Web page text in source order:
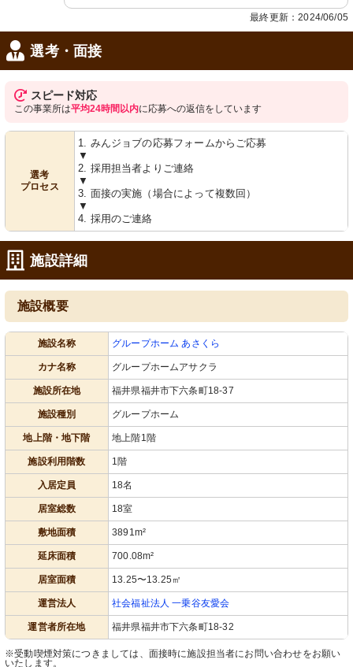
最終更新：2024/06/05
選考・面接
スピード対応
この事業所は平均24時間以内に応募への返信をしています
選考
プロセス
1. みんジョブの応募フォームからご応募
▼
2. 採用担当者よりご連絡
▼
3. 面接の実施（場合によって複数回）
▼
4. 採用のご連絡
施設詳細
施設概要
施設名称 グループホーム あさくら
カナ名称 グループホームアサクラ
施設所在地 福井県福井市下六条町18-37
施設種別 グループホーム
地上階・地下階 地上階1階
施設利用階数 1階
入居定員 18名
居室総数 18室
敷地面積 3891m²
延床面積 700.08m²
居室面積 13.25〜13.25㎡
運営法人 社会福祉法人 一乗谷友愛会
運営者所在地 福井県福井市下六条町18-32
※受動喫煙対策につきましては、面接時に施設担当者にお問い合わせをお願い
いたします。